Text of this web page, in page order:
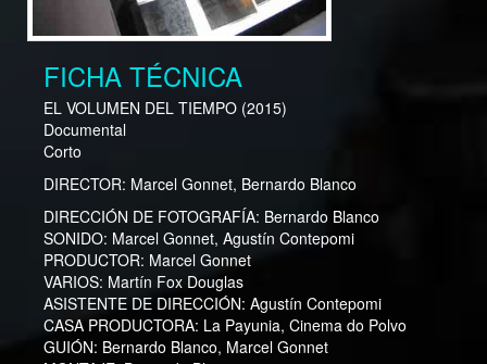
FICHA TÉCNICA
EL VOLUMEN DEL TIEMPO (2015)
Documental
Corto
DIRECTOR: Marcel Gonnet, Bernardo Blanco
DIRECCIÓN DE FOTOGRAFÍA: Bernardo Blanco
SONIDO: Marcel Gonnet, Agustín Contepomi
PRODUCTOR: Marcel Gonnet
VARIOS: Martín Fox Douglas
ASISTENTE DE DIRECCIÓN: Agustín Contepomi
CASA PRODUCTORA: La Payunia, Cinema do Polvo
GUIÓN: Bernardo Blanco, Marcel Gonnet